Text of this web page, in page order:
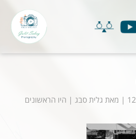
| מאת גלית סבג | היו הראשונים